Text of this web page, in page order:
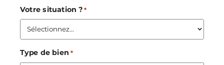
Votre situation ? *
Type de bien *